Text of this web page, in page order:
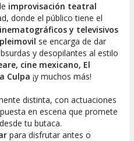
improvisación teatral
donde el público tiene el
y televisivos
se encarga de dar
y desopilantes al estilo
cine mexicano, El
Culpa ¡y muchos más!
distinta, con actuaciones
en escena que promete
desde tu butaca.
para disfrutar antes o